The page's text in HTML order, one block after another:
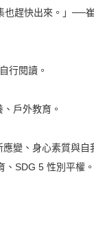
也趕快出來。」──
行閱讀。
戶外教育。
變、身心素質與自
、SDG 5 性別平權